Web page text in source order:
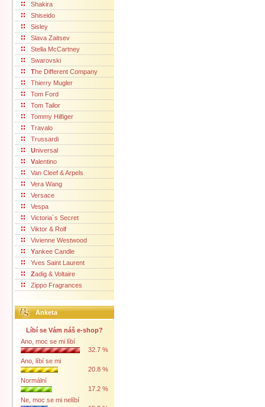
Shakira
Shiseido
Sisley
Slava Zaitsev
Stella McCartney
Swarovski
The Different Company
Thierry Mugler
Tom Ford
Tom Tailor
Tommy Hilfiger
Travalo
Trussardi
Universal
Valentino
Van Cleef & Arpels
Vera Wang
Versace
Vespa
Victoria´s Secret
Viktor & Rolf
Vivienne Westwood
Yankee Candle
Yves Saint Laurent
Zadig & Voltaire
Zippo Fragrances
Anketa
Líbí se Vám náš e-shop?
Ano, moc se mi líbí
32.7 %
Ano, líbí se mi
20.8 %
Normální
17.2 %
Ne, moc se mi nelíbí